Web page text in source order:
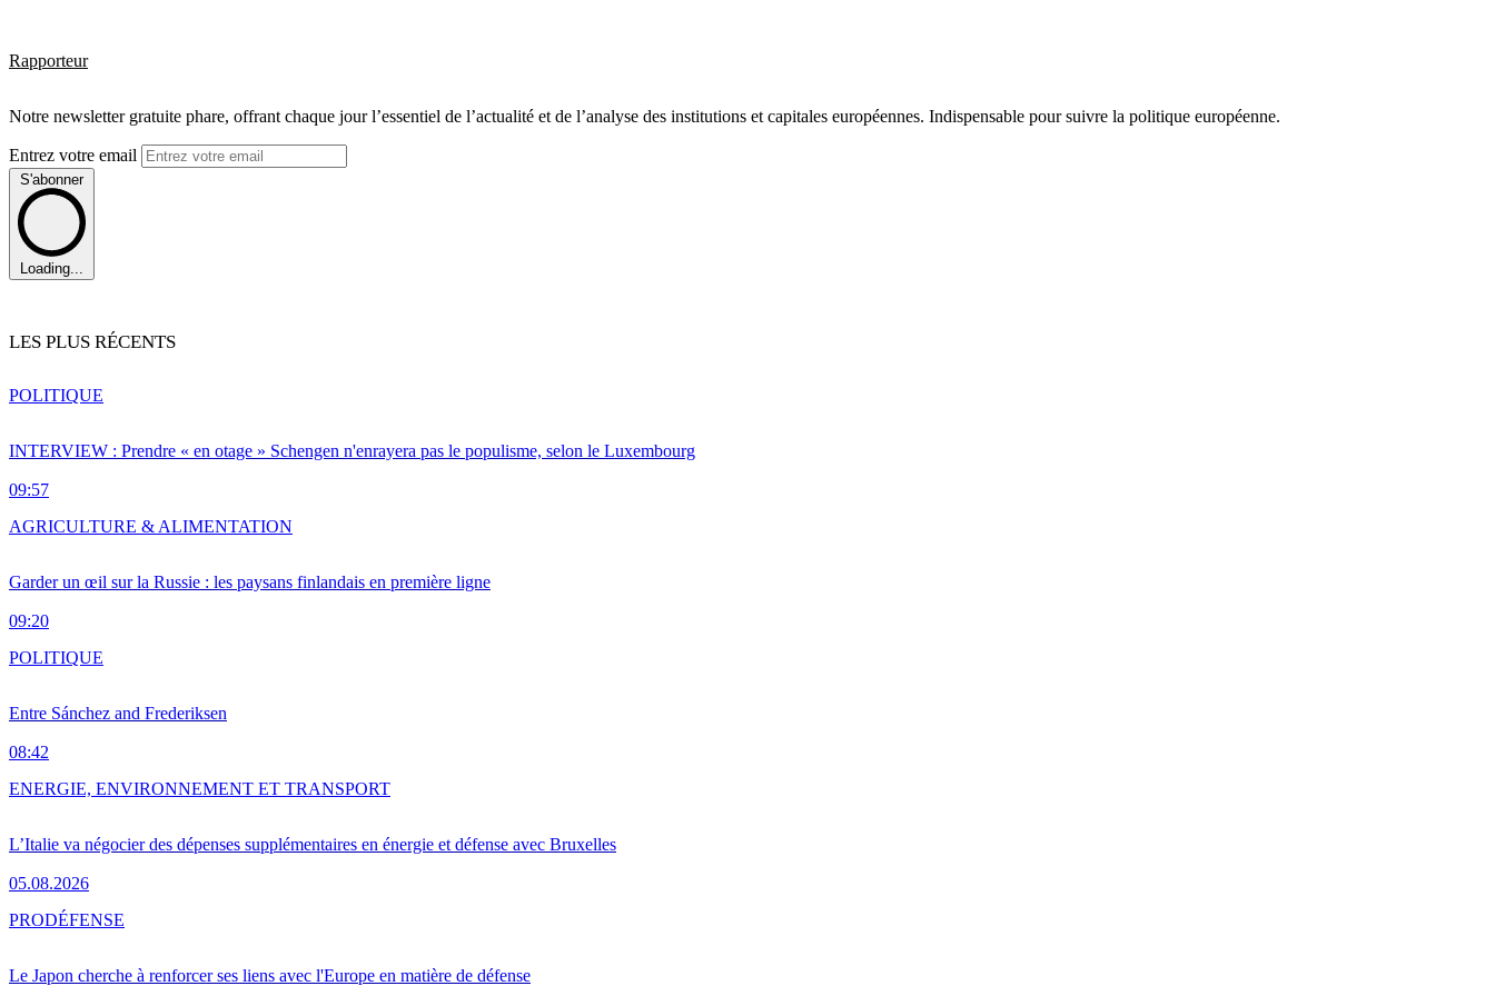
Rapporteur
Notre newsletter gratuite phare, offrant chaque jour l’essentiel de l’actualité et de l’analyse des institutions et capitales européennes. Indispensable pour suivre la politique européenne.
Entrez votre email
S'abonner
Loading...
LES PLUS RÉCENTS
INTERVIEW : Prendre « en otage » Schengen n'enrayera pas le populisme, selon le Luxembourg
09:57
POLITIQUE
Garder un œil sur la Russie : les paysans finlandais en première ligne
09:20
AGRICULTURE & ALIMENTATION
Entre Sánchez and Frederiksen
08:42
POLITIQUE
L’Italie va négocier des dépenses supplémentaires en énergie et défense avec Bruxelles
05.08.2026
ENERGIE, ENVIRONNEMENT ET TRANSPORT
Le Japon cherche à renforcer ses liens avec l'Europe en matière de défense
PRODÉFENSE